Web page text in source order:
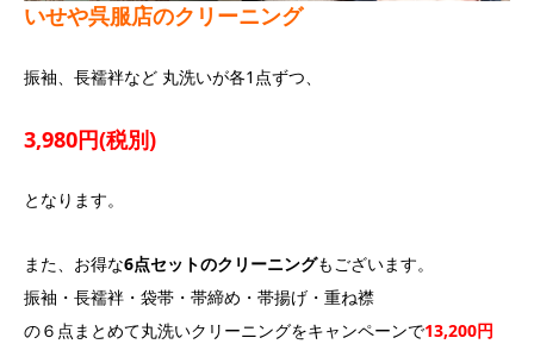
いせや呉服店のクリーニング
振袖、長襦袢など 丸洗いが各1点ずつ、
3,980円(税別)
となります。
また、お得な6点セットのクリーニングもございます。
振袖・長襦袢・袋帯・帯締め・帯揚げ・重ね襟
の６点まとめて丸洗いクリーニングをキャンペーンで13,200円